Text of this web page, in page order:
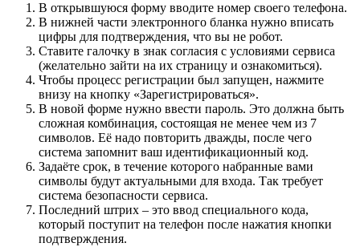
В открывшуюся форму вводите номер своего телефона.
В нижней части электронного бланка нужно вписать
цифры для подтверждения, что вы не робот.
Ставите галочку в знак согласия с условиями сервиса
(желательно зайти на их страницу и ознакомиться).
Чтобы процесс регистрации был запущен, нажмите
внизу на кнопку «Зарегистрироваться».
В новой форме нужно ввести пароль. Это должна быть
сложная комбинация, состоящая не менее чем из 7
символов. Её надо повторить дважды, после чего
система запомнит ваш идентификационный код.
Задаёте срок, в течение которого набранные вами
символы будут актуальными для входа. Так требует
система безопасности сервиса.
Последний штрих – это ввод специального кода,
который поступит на телефон после нажатия кнопки
подтверждения.